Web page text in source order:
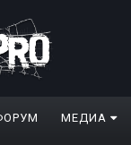
МЕДИА